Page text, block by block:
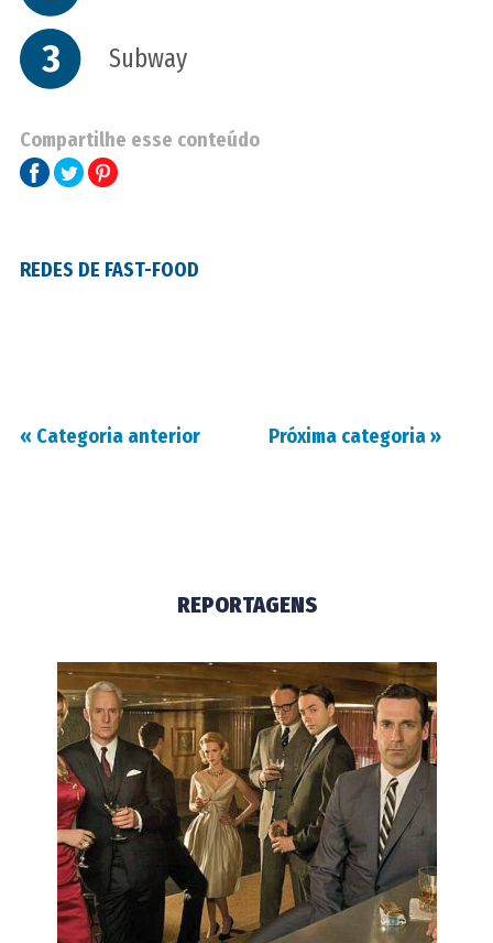
3 Subway
Compartilhe esse conteúdo
« Categoria anterior Próxima categoria»
REDES DE FAST-FOOD
REPORTAGENS